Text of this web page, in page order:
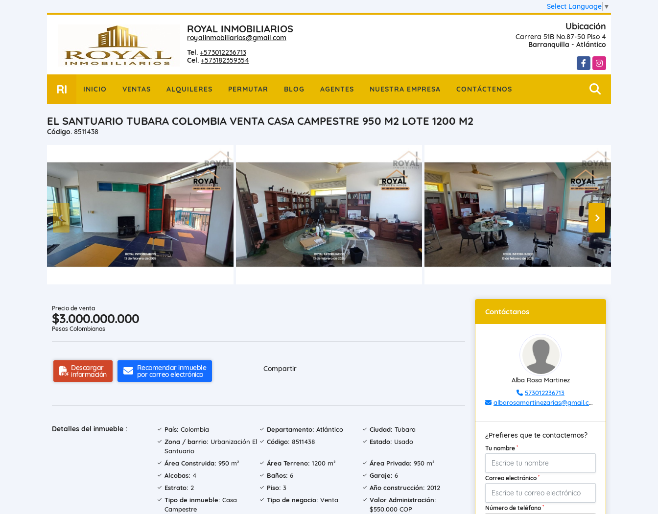
Select Language ▼
ROYAL INMOBILIARIOS
royalinmobiliarios@gmail.com
Tel. +573012236713
Cel. +573182359354
Ubicación
Carrera 51B No.87-50 Piso 4
Barranquilla - Atlántico
FacebookInstagram
RI INICIO VENTAS ALQUILERES PERMUTAR BLOG AGENTES NUESTRA EMPRESA CONTÁCTENOS
EL SANTUARIO TUBARA COLOMBIA VENTA CASA CAMPESTRE 950 M2 LOTE 1200 M2
Código. 8511438
Precio de venta
$3.000.000.000
Pesos Colombianos
Descargar
información
Recomendar inmueble
por correo electrónico
Compartir
Detalles del inmueble : País: Colombia Departamento: Atlántico Ciudad: Tubara
Zona / barrio: Urbanización El
Santuario
Código: 8511438 Estado: Usado
Área Construida: 950 m² Área Terreno: 1200 m² Área Privada: 950 m²
Alcobas: 4 Baños: 6 Garaje: 6
Estrato: 2 Piso: 3 Año construcción: 2012
Tipo de inmueble: Casa
Campestre
Tipo de negocio: Venta
Valor Administración:
$550.000 COP
Contáctanos
Alba Rosa Martinez
573012236713
albarosamartinezarias@gmail.com
¿Prefieres que te contactemos?
Tu nombre *
Correo electrónico *
Número de teléfono *